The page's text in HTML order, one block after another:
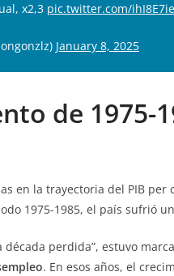
x2,3 pic.twitter.com/
January 8, 2025
de 1975-
en la trayectoria del PIB per
1975-1985, el país sufrió
década perdida”, estuvo
. En esos años, el